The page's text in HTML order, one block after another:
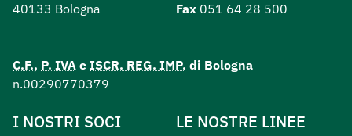
40133 Bologna
Fax 051 64 28 500
C.F., P. IVA e ISCR. REG. IMP. di Bologna
n.00290770379
I NOSTRI SOCI LE NOSTRE LINEE